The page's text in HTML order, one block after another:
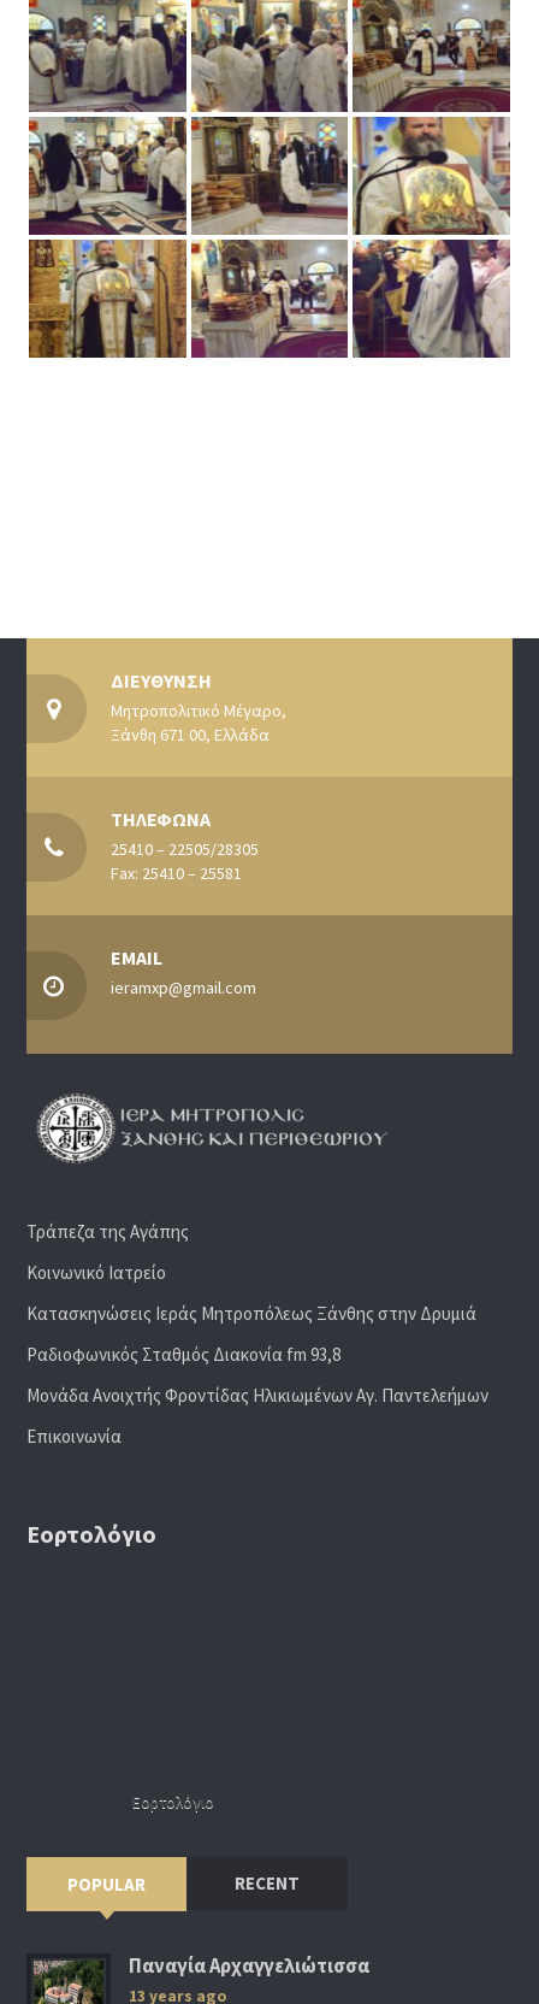
ΔΙΕΥΘΥΝΣΗ
Μητροπολιτικό Μέγαρο,
Ξάνθη 671 00, Ελλάδα
ΤΗΛΕΦΩΝΑ
25410 – 22505/28305
Fax: 25410 – 25581
EMAIL
ieramxp@gmail.com
Τράπεζα της Αγάπης
Κοινωνικό Ιατρείο
Κατασκηνώσεις Ιεράς Μητροπόλεως Ξάνθης στην Δρυμιά
Ραδιoφωνικός Σταθμός Διακονία fm 93,8
Μονάδα Ανοιχτής Φροντίδας Ηλικιωμένων Αγ. Παντελεήμων
Επικοινωνία
Εορτολόγιο
Εορτολόγιο
POPULAR RECENT
Παναγία Αρχαγγελιώτισσα
13 years ago